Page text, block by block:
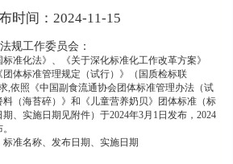
时间：2024-11-15
规工作委员会：
化法》、《关于深化标准化工作改革方案》
团体标准管理规定（试行）》（国质检标联
求,依照《中国副食流通协会团体标准管理办法（试
（海苔碎）》和《儿童营养奶贝》团体标准（标
、实施日期见附件）于2024年3月1日发布，2024
准名称、发布日期、实施日期